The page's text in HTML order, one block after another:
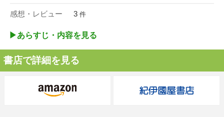
感想・レビュー 3 件
▶︎あらすじ・内容を見る
書店で詳細を見る